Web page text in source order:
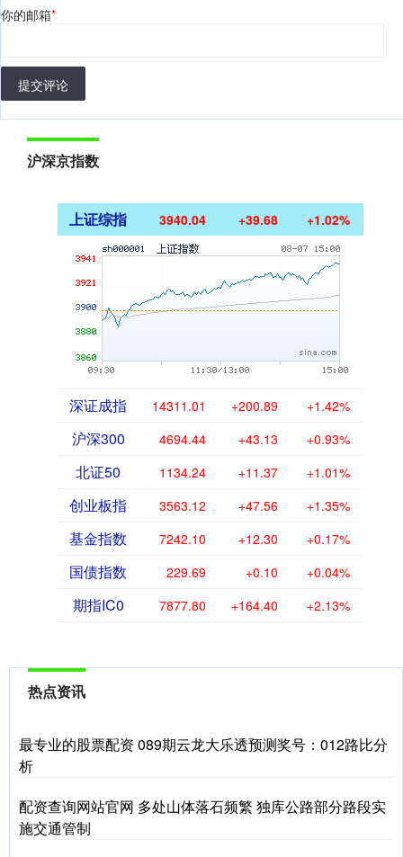
你的邮箱*
提交评论
沪深京指数
上证综指 3940.04 +39.68 +1.02%
深证成指 14311.01 +200.89 +1.42%
沪深300 4694.44 +43.13 +0.93%
北证50 1134.24 +11.37 +1.01%
创业板指 3563.12 +47.56 +1.35%
基金指数 7242.10 +12.30 +0.17%
国债指数 229.69 +0.10 +0.04%
期指IC0 7877.80 +164.40 +2.13%
热点资讯
最专业的股票配资 089期云龙大乐透预测奖号：012路比分
析
配资查询网站官网 多处山体落石频繁 独库公路部分路段实
施交通管制